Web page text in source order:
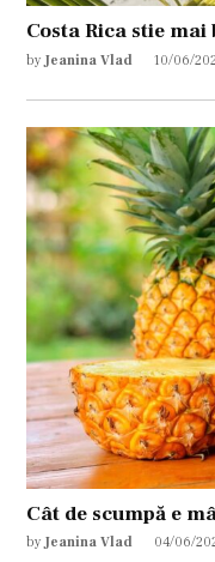
Costa Rica stie mai
by Jeanina Vlad 10/06/
Cât de scumpă e
by Jeanina Vlad 04/06/